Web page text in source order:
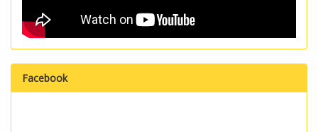
Facebook